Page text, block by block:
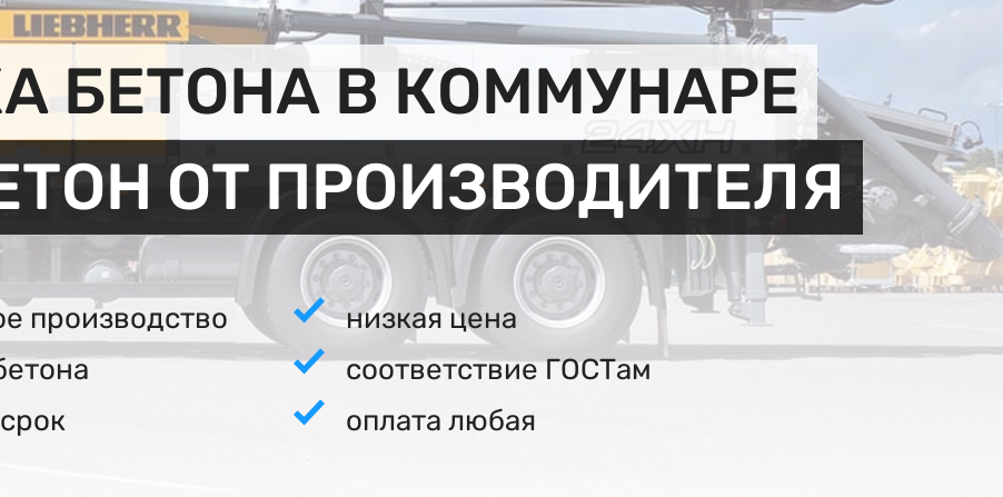
БЕТОНА В КОММУНАРЕ
ОТ ПРОИЗВОДИТЕЛЯ
производство
низкая цена
соответствие ГОСТам
оплата любая